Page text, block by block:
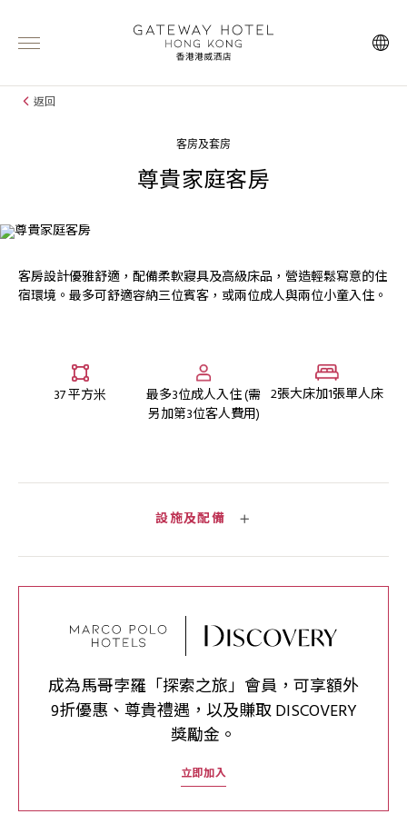
返回
客房及套房
尊貴家庭客房
客房設計優雅舒適，配備柔軟寢具及高級床品，營造輕鬆寫意的住
宿環境。最多可舒適容納三位賓客，或兩位成人與兩位小童入住。
37 平方米
最多3位成人入住 (需
另加第3位客人費用)
2張大床加1張單人床
設施及配備
成為馬哥孛羅「探索之旅」會員，可享額外
9折優惠、尊貴禮遇，以及賺取 DISCOVERY
獎勵金。
立即加入